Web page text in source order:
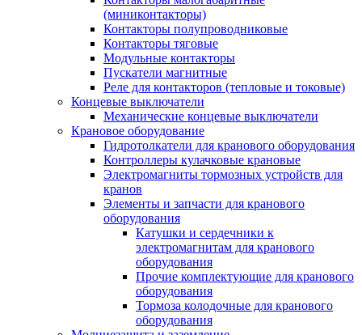
(миниконтакторы)
Контакторы полупроводниковые
Контакторы тяговые
Модульные контакторы
Пускатели магнитные
Реле для контакторов (тепловые и токовые)
Концевые выключатели
Механические концевые выключатели
Крановое оборудование
Гидротолкатели для кранового оборудования
Контроллеры кулачковые крановые
Электромагниты тормозных устройств для
кранов
Элементы и запчасти для кранового
оборудования
Катушки и сердечники к
электромагнитам для кранового
оборудования
Прочие комплектующие для кранового
оборудования
Тормоза колодочные для кранового
оборудования